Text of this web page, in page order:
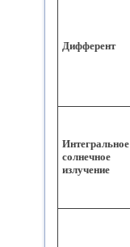
Дифферент
Интегральное
солнечное
излучение